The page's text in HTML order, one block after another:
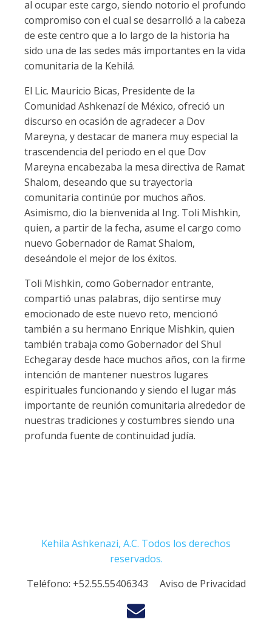
al ocupar este cargo, siendo notorio el profundo
compromiso con el cual se desarrolló a la cabeza
de este centro que a lo largo de la historia ha
sido una de las sedes más importantes en la vida
comunitaria de la Kehilá.
El Lic. Mauricio Bicas, Presidente de la
Comunidad Ashkenazí de México, ofreció un
discurso en ocasión de agradecer a Dov
Mareyna, y destacar de manera muy especial la
trascendencia del periodo en el que Dov
Mareyna encabezaba la mesa directiva de Ramat
Shalom, deseando que su trayectoria
comunitaria continúe por muchos años.
Asimismo, dio la bienvenida al Ing. Toli Mishkin,
quien, a partir de la fecha, asume el cargo como
nuevo Gobernador de Ramat Shalom,
deseándole el mejor de los éxitos.
Toli Mishkin, como Gobernador entrante,
compartió unas palabras, dijo sentirse muy
emocionado de este nuevo reto, mencionó
también a su hermano Enrique Mishkin, quien
también trabaja como Gobernador del Shul
Echegaray desde hace muchos años, con la firme
intención de mantener nuestros lugares
espirituales funcionando y siendo el lugar más
importante de reunión comunitaria alrededor de
nuestras tradiciones y costumbres siendo una
profunda fuente de continuidad judía.
Kehila Ashkenazi, A.C. Todos los derechos
reservados.
Teléfono: +52.55.55406343 Aviso de Privacidad